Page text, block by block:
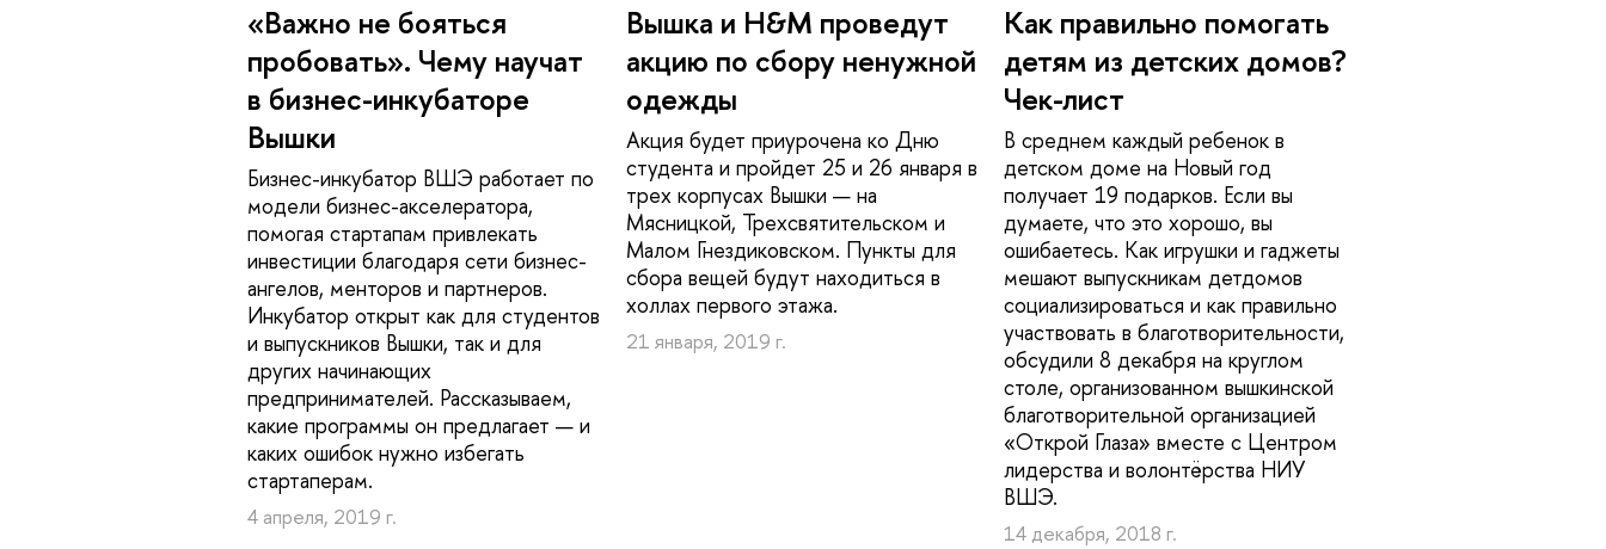
«Важно не бояться
пробовать». Чему научат
в бизнес-инкубаторе
Вышки
Бизнес-инкубатор ВШЭ работает по
модели бизнес-акселератора,
помогая стартапам привлекать
инвестиции благодаря сети бизнес-
ангелов, менторов и партнеров.
Инкубатор открыт как для студентов
и выпускников Вышки, так и для
других начинающих
предпринимателей. Рассказываем,
какие программы он предлагает — и
каких ошибок нужно избегать
стартаперам.
4 апреля, 2019 г.
Вышка и H&M проведут
акцию по сбору ненужной
одежды
Акция будет приурочена ко Дню
студента и пройдет 25 и 26 января в
трех корпусах Вышки — на
Мясницкой, Трехсвятительском и
Малом Гнездиковском. Пункты для
сбора вещей будут находиться в
холлах первого этажа.
21 января, 2019 г.
Как правильно помогать
детям из детских домов?
Чек-лист
В среднем каждый ребенок в
детском доме на Новый год
получает 19 подарков. Если вы
думаете, что это хорошо, вы
ошибаетесь. Как игрушки и гаджеты
мешают выпускникам детдомов
социализироваться и как правильно
участвовать в благотворительности,
обсудили 8 декабря на круглом
столе, организованном вышкинской
благотворительной организацией
«Открой Глаза» вместе с Центром
лидерства и волонтёрства НИУ
ВШЭ.
14 декабря, 2018 г.